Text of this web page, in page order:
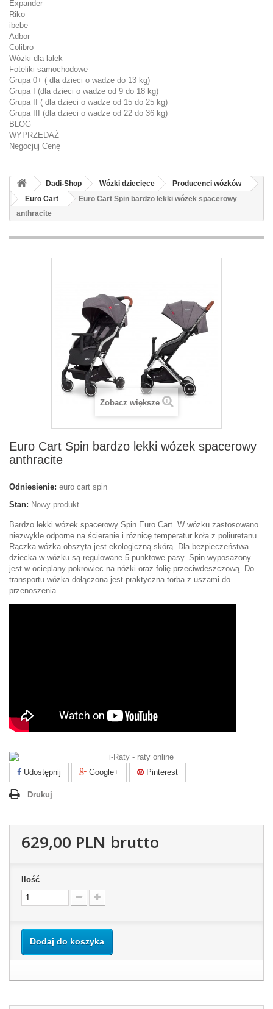
Expander
Riko
ibebe
Adbor
Colibro
Wózki dla lalek
Foteliki samochodowe
Grupa 0+ ( dla dzieci o wadze do 13 kg)
Grupa I (dla dzieci o wadze od 9 do 18 kg)
Grupa II ( dla dzieci o wadze od 15 do 25 kg)
Grupa III (dla dzieci o wadze od 22 do 36 kg)
BLOG
WYPRZEDAŻ
Negocjuj Cenę
Dadi-Shop Wózki dziecięce
Producenci wózków
Euro Cart
Euro Cart Spin bardzo lekki wózek spacerowy
anthracite
Zobacz większe
Euro Cart Spin bardzo lekki wózek spacerowy
anthracite
Odniesienie: euro cart spin
Stan: Nowy produkt
Bardzo lekki wózek spacerowy Spin Euro Cart. W wózku zastosowano
niezwykle odporne na ścieranie i różnicę temperatur koła z poliuretanu.
Rączka wózka obszyta jest ekologiczną skórą. Dla bezpieczeństwa
dziecka w wózku są regulowane 5-punktowe pasy. Spin wyposażony
jest w ocieplany pokrowiec na nóżki oraz folię przeciwdeszczową. Do
transportu wózka dołączona jest praktyczna torba z uszami do
przenoszenia.
Udostępnij Google+ Pinterest
Drukuj
629,00 PLN brutto
Ilość
Dodaj do koszyka